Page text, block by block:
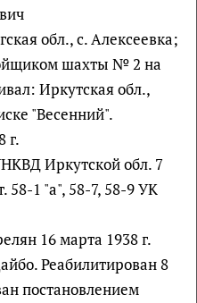
обл., с. Алексеевка;
шахты № 2 на
Иркутская обл.,
"Весенний".
г.
Иркутской обл. 7
58-1 "а", 58-7, 58-9 УК
16 марта 1938 г.
Реабилитирован 8
постановлением